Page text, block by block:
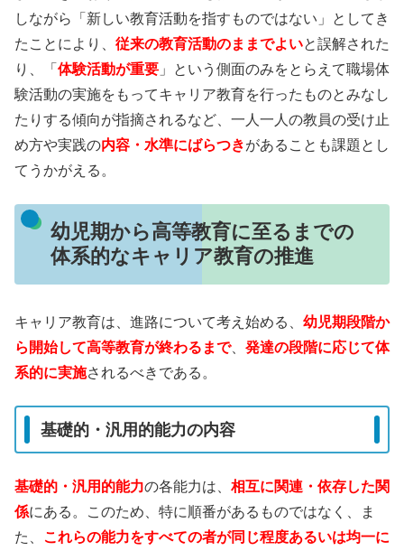
しながら「新しい教育活動を指すものではない」としてき
たことにより、 従来の教育活動のままでよいと誤解された
り、「 体験活動が重要 」という側面のみをとらえて職場体
験活動の実施をもってキャリア教育を行ったものとみなし
たりする傾向が指摘されるなど、一人一人の教員の受け止
め方や実践の内容・水準にばらつきがあることも課題とし
てうかがえる。
幼児期から高等教育に至るまでの
体系的なキャリア教育の推進
キャリア教育は、進路について考え始める、 幼児期段階か
ら開始して高等教育が終わるまで、 発達の段階に応じて体
系的に実施されるべきである。
基礎的・汎用的能力の内容
基礎的・汎用的能力の各能力は、 相互に関連・依存した関
係にある。このため、特に順番があるものではなく、ま
た、 これらの能力をすべての者が同じ程度あるいは均一に